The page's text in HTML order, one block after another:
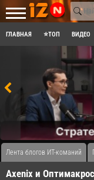
ГЛАВНАЯ ⭐ТОП ВИДЕО
Лента блогов ИТ-команий
Axenix и